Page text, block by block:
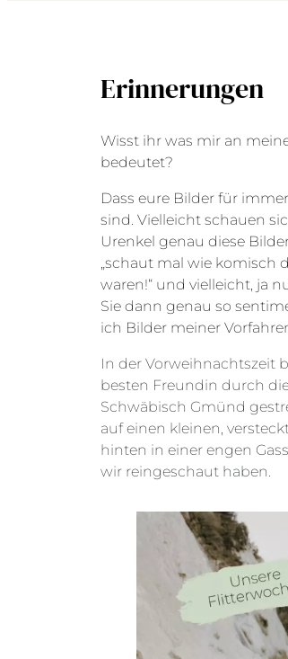
Erinnerungen
Wisst ihr was mir an
bedeutet?
Dass eure Bilder für
sind. Vielleicht schauen
Urenkel genau diese
„schaut mal wie komisch
waren!“ und vielleicht, ja
Sie dann genau so
ich Bilder meiner
In der Vorweihnachtszeit
besten Freundin durch
Schwäbisch Gmünd
auf einen kleinen,
hinten in einer engen
wir reingeschaut haben.